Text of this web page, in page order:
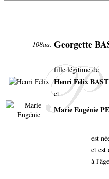
108aa. Georgette
fille légitime de
Henri Félix
et
Marie Eugénie
est
et est
à